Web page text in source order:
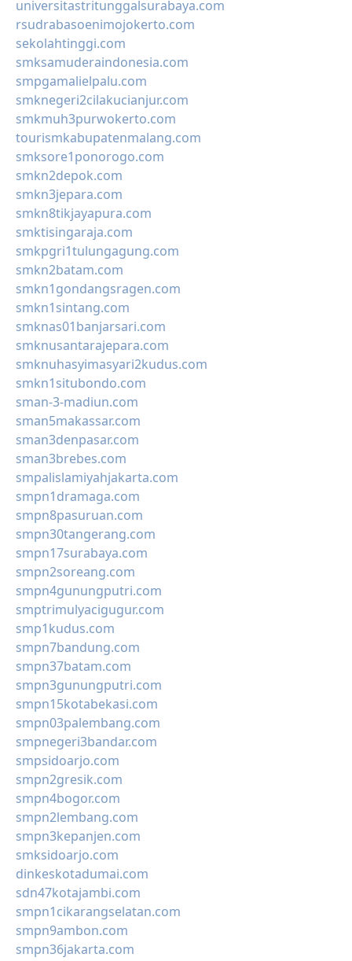
universitastritunggalsurabaya.com
rsudrabasoenimojokerto.com
sekolahtinggi.com
smksamuderaindonesia.com
smpgamalielpalu.com
smknegeri2cilakucianjur.com
smkmuh3purwokerto.com
tourismkabupatenmalang.com
smksore1ponorogo.com
smkn2depok.com
smkn3jepara.com
smkn8tikjayapura.com
smktisingaraja.com
smkpgri1tulungagung.com
smkn2batam.com
smkn1gondangsragen.com
smkn1sintang.com
smknas01banjarsari.com
smknusantarajepara.com
smknuhasyimasyari2kudus.com
smkn1situbondo.com
sman-3-madiun.com
sman5makassar.com
sman3denpasar.com
sman3brebes.com
smpalislamiyahjakarta.com
smpn1dramaga.com
smpn8pasuruan.com
smpn30tangerang.com
smpn17surabaya.com
smpn2soreang.com
smpn4gunungputri.com
smptrimulyacigugur.com
smp1kudus.com
smpn7bandung.com
smpn37batam.com
smpn3gunungputri.com
smpn15kotabekasi.com
smpn03palembang.com
smpnegeri3bandar.com
smpsidoarjo.com
smpn2gresik.com
smpn4bogor.com
smpn2lembang.com
smpn3kepanjen.com
smksidoarjo.com
dinkeskotadumai.com
sdn47kotajambi.com
smpn1cikarangselatan.com
smpn9ambon.com
smpn36jakarta.com